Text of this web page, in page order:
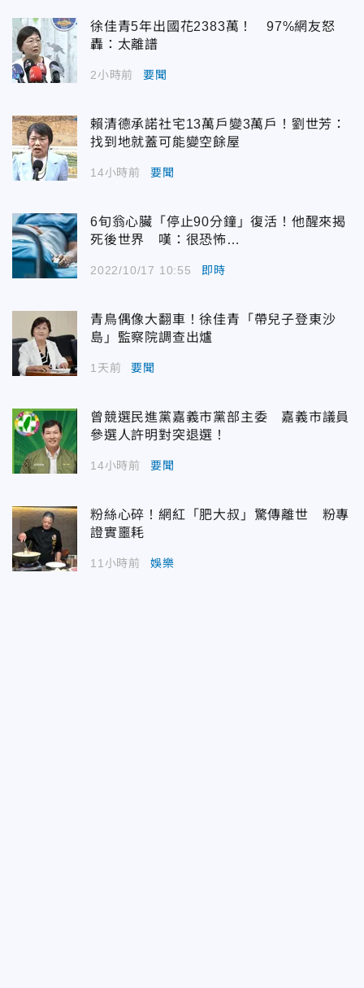
徐佳青5年出國花2383萬！ 97%網友怒
轟：太離譜
2小時前 要聞
賴清德承諾社宅13萬戶變3萬戶！劉世芳：
找到地就蓋可能變空餘屋
14小時前 要聞
6旬翁心臟「停止90分鐘」復活！他醒來揭
死後世界 嘆：很恐怖…
2022/10/17 10:55 即時
青鳥偶像大翻車！徐佳青「帶兒子登東沙
島」監察院調查出爐
1天前 要聞
曾競選民進黨嘉義市黨部主委 嘉義市議員
參選人許明對突退選！
14小時前 要聞
粉絲心碎！網紅「肥大叔」驚傳離世 粉專
證實噩耗
11小時前 娛樂